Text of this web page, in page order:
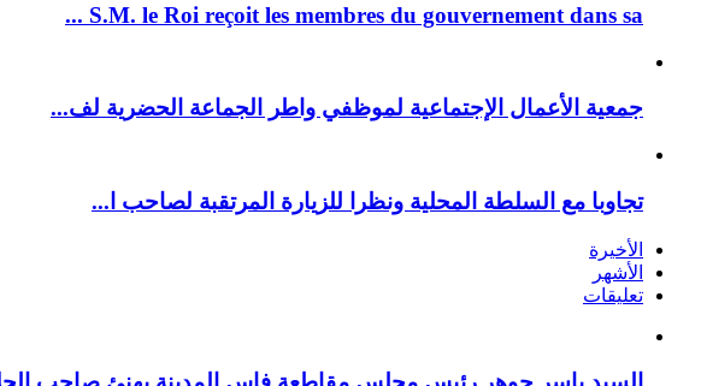
S.M. le Roi reçoit les membres du gouvernement dans sa ...
جمعية الأعمال الإجتماعية لموظفي واطر الجماعة الحضرية لف...
تجاوبا مع السلطة المحلية ونظرا للزيارة المرتقبة لصاحب ا...
الأخيرة
الأشهر
تعليقات